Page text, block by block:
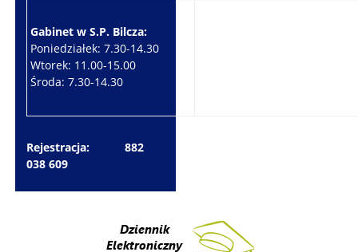
Gabinet w S.P. Bilcza:
Poniedziałek: 7.30-14.30
Wtorek: 11.00-15.00
Środa: 7.30-14.30
Rejestracja: 882
038 609